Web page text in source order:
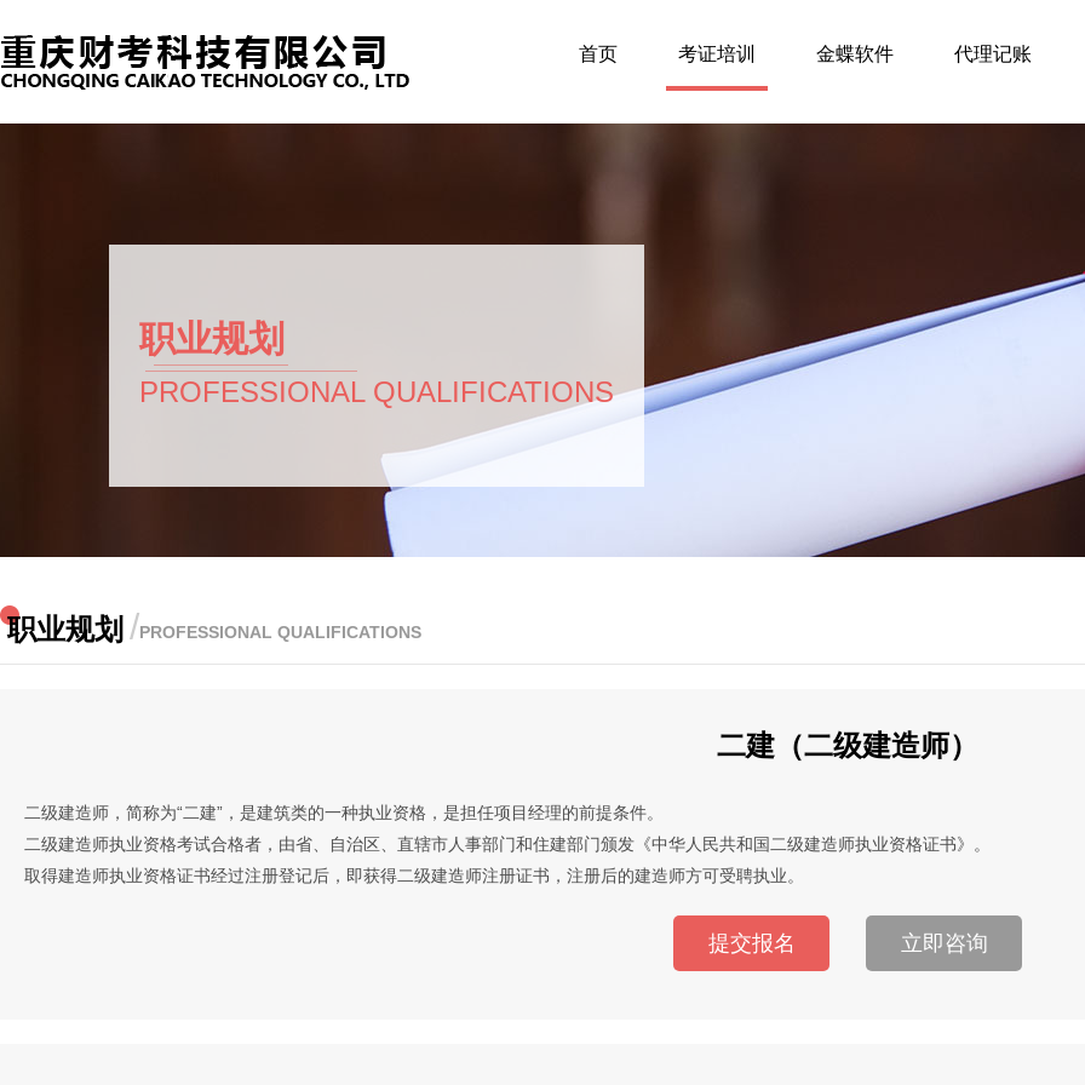
首页 考证培训 金蝶软件 代理记账
职业规划
PROFESSIONAL QUALIFICATIONS
职业规划 /PROFESSIONAL QUALIFICATIONS
二建（二级建造师）
二级建造师，简称为“二建”，是建筑类的一种执业资格，是担任项目经理的前提条件。
二级建造师执业资格考试合格者，由省、自治区、直辖市人事部门和住建部门颁发《中华人民共和国二级建造师执业资格证书》。
取得建造师执业资格证书经过注册登记后，即获得二级建造师注册证书，注册后的建造师方可受聘执业。
提交报名 立即咨询